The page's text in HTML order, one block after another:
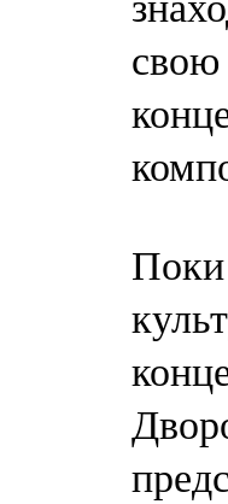
свою
Поки